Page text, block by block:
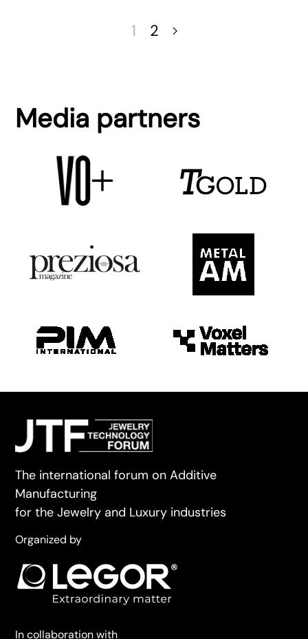
1 2
Media partners
The international forum on Additive
Manufacturing
for the Jewelry and Luxury industries
Organized by
In collaboration with